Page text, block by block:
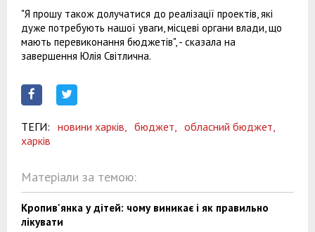
"Я прошу також долучатися до реалізації проектів, які
дуже потребують нашої уваги, місцеві органи влади, що
мають перевиконання бюджетів", - сказала на
завершення Юлія Світлична.
ТЕГИ: новини харків, бюджет,
обласний бюджет,
харків
Матеріали за темою:
Кропив'янка у дітей: чому виникає і як правильно
лікувати